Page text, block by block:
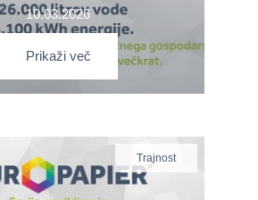
10.03.2026
Prikaži več
Trajnost